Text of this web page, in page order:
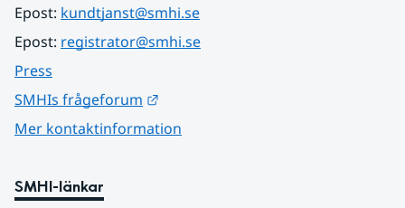
Epost: kundtjanst@smhi.se
Epost: registrator@smhi.se
Press
SMHIs frågeforum
Mer kontaktinformation
SMHI-länkar